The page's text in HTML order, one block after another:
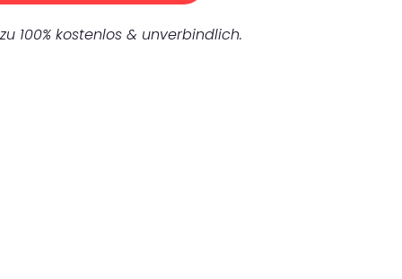
100% kostenlos & unverbindlich.